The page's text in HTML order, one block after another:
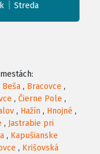
Streda
Beša , Bracovce ,
, Čierne Pole ,
, Hažín , Hnojné ,
, Jastrabie pri
, Kapušianske
, Krišovská